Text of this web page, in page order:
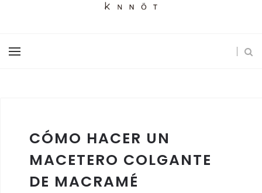
CÓMO HACER UN
MACETERO COLGANTE
DE MACRAMÉ